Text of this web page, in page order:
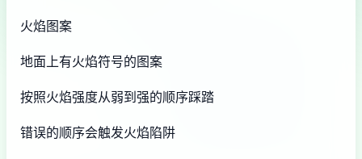
火焰图案
地面上有火焰符号的图案
按照火焰强度从弱到强的顺序踩踏
错误的顺序会触发火焰陷阱